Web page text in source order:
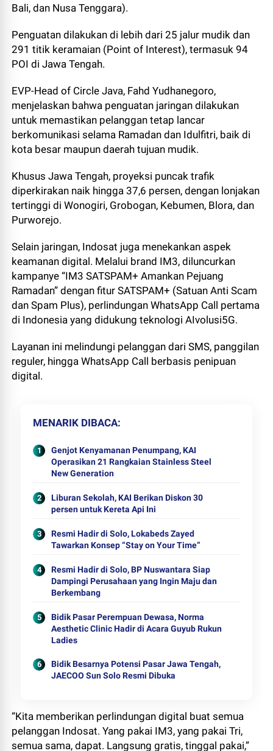
Bali, dan Nusa Tenggara).
Penguatan dilakukan di lebih dari 25 jalur mudik dan
291 titik keramaian (Point of Interest), termasuk 94
POI di Jawa Tengah.
EVP-Head of Circle Java, Fahd Yudhanegoro,
menjelaskan bahwa penguatan jaringan dilakukan
untuk memastikan pelanggan tetap lancar
berkomunikasi selama Ramadan dan Idulfitri, baik di
kota besar maupun daerah tujuan mudik.
Khusus Jawa Tengah, proyeksi puncak trafik
diperkirakan naik hingga 37,6 persen, dengan lonjakan
tertinggi di Wonogiri, Grobogan, Kebumen, Blora, dan
Purworejo.
Selain jaringan, Indosat juga menekankan aspek
keamanan digital. Melalui brand IM3, diluncurkan
kampanye “IM3 SATSPAM+ Amankan Pejuang
Ramadan” dengan fitur SATSPAM+ (Satuan Anti Scam
dan Spam Plus), perlindungan WhatsApp Call pertama
di Indonesia yang didukung teknologi AIvolusi5G.
Layanan ini melindungi pelanggan dari SMS, panggilan
reguler, hingga WhatsApp Call berbasis penipuan
digital.
MENARIK DIBACA
Genjot Kenyamanan Penumpang, KAI
Operasikan 21 Rangkaian Stainless Steel
New Generation
Liburan Sekolah, KAI Berikan Diskon 30
persen untuk Kereta Api Ini
Resmi Hadir di Solo, Lokabeds Zayed
Tawarkan Konsep “Stay on Your Time”
Resmi Hadir di Solo, BP Nuswantara Siap
Dampingi Perusahaan yang Ingin Maju dan
Berkembang
Bidik Pasar Perempuan Dewasa, Norma
Aesthetic Clinic Hadir di Acara Guyub Rukun
Ladies
Bidik Besarnya Potensi Pasar Jawa Tengah,
JAECOO Sun Solo Resmi Dibuka
“Kita memberikan perlindungan digital buat semua
pelanggan Indosat. Yang pakai IM3, yang pakai Tri,
semua sama, dapat. Langsung gratis, tinggal pakai,”